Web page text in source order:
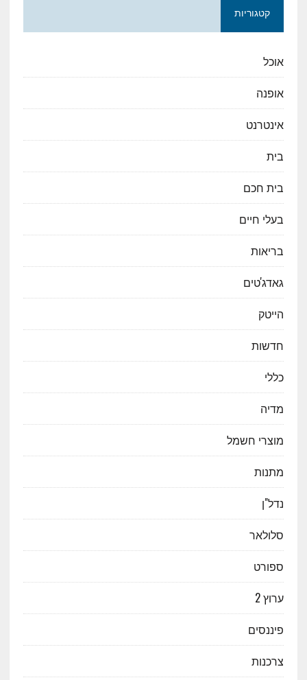
קטגוריות
אוכל
אופנה
אינטרנט
בית
בית חכם
בעלי חיים
בריאות
גאדג'טים
הייטק
חדשות
כללי
מדיה
מוצרי חשמל
מתנות
נדל"ן
סלולאר
ספורט
ערוץ 2
פיננסים
צרכנות